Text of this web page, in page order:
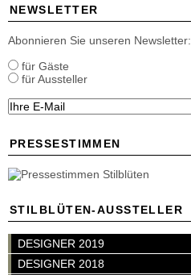
NEWSLETTER
Abonnieren Sie unseren Newsletter:
für Gäste
für Aussteller
PRESSESTIMMEN
STILBLÜTEN-AUSSTELLER
DESIGNER 2019
DESIGNER 2018